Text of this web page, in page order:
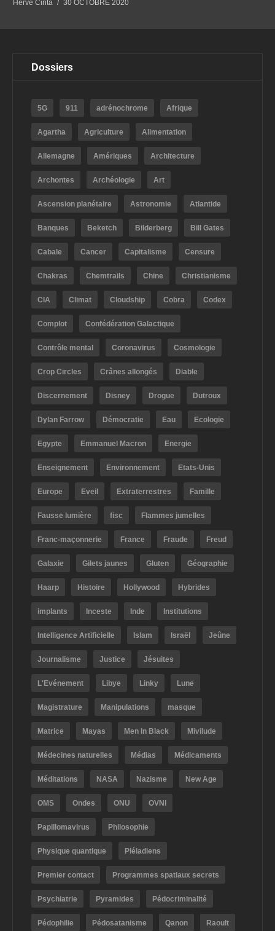
Hervé Cinta 30 OCTOBRE 2020
Dossiers
5G 911 adrénochrome Afrique
Agartha Agriculture Alimentation
Allemagne Amériques Architecture
Archontes Archéologie Art
Ascension planétaire Astronomie Atlantide
Banques Beketch Bilderberg Bill Gates
Cabale Cancer Capitalisme Censure
Chakras Chemtrails Chine Christianisme
CIA Climat Cloudship Cobra Codex
Complot Confédération Galactique
Contrôle mental Coronavirus Cosmologie
Crop Circles Crânes allongés Diable
Discernement Disney Drogue Dutroux
Dylan Farrow Démocratie Eau Ecologie
Egypte Emmanuel Macron Energie
Enseignement Environnement Etats-Unis
Europe Eveil Extraterrestres Famille
Fausse lumière fisc Flammes jumelles
Franc-maçonnerie France Fraude Freud
Galaxie Gilets jaunes Gluten Géographie
Haarp Histoire Hollywood Hybrides
implants Inceste Inde Institutions
Intelligence Artificielle Islam Israël Jeûne
Journalisme Justice Jésuites
L'Evénement Libye Linky Lune
Magistrature Manipulations masque
Matrice Mayas Men In Black Mivilude
Médecines naturelles Médias Médicaments
Méditations NASA Nazisme New Age
OMS Ondes ONU OVNI
Papillomavirus Philosophie
Physique quantique Pléiadiens
Premier contact Programmes spatiaux secrets
Psychiatrie Pyramides Pédocriminalité
Pédophilie Pédosatanisme Qanon Raoult